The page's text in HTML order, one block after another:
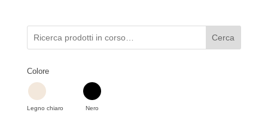
Cerca
Colore
Legno chiaro Nero